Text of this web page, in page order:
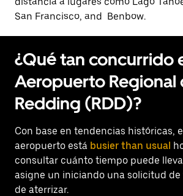
San Francisco, and Benbow.
¿Qué tan concurrido
Aeropuerto Regional
Redding (RDD)?
Con base en tendencias históricas,
aeropuerto está busier than usual
consultar cuánto tiempo puede
asigne un iniciando una solicitud de
de aterrizar.